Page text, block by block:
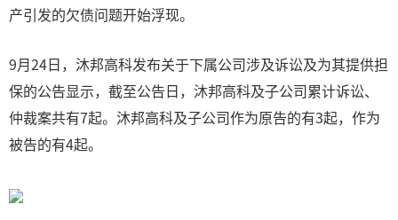
产引发的欠债问题开始浮现。
9月24日，沐邦高科发布关于下属公司涉及诉讼及为其提供担
保的公告显示，截至公告日，沐邦高科及子公司累计诉讼、
仲裁案共有7起。沐邦高科及子公司作为原告的有3起，作为
被告的有4起。